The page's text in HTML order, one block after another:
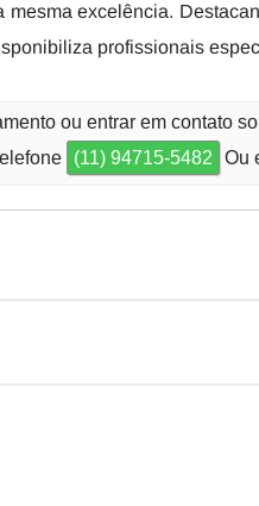
mesma excelência.
profissionais
ou entrar em contato
(11) 94715-5482 Ou